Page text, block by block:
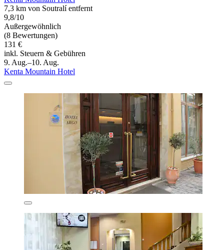
7,3 km von Soutralí entfernt
9,8/10
Außergewöhnlich
(8 Bewertungen)
131 €
inkl. Steuern & Gebühren
9. Aug.–10. Aug.
Kenta Mountain Hotel